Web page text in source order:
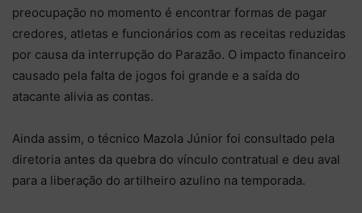
preocupação no momento é encontrar formas de pagar
credores, atletas e funcionários com as receitas reduzidas
por causa da interrupção do Parazão. O impacto financeiro
causado pela falta de jogos foi grande e a saída do
atacante alivia as contas.
Ainda assim, o técnico Mazola Júnior foi consultado pela
diretoria antes da quebra do vínculo contratual e deu aval
para a liberação do artilheiro azulino na temporada.